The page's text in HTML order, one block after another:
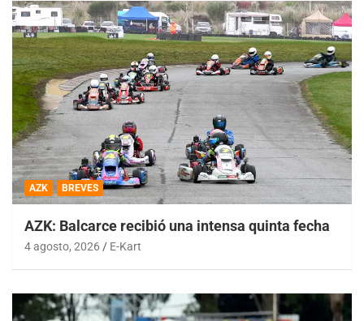
AZK BREVES
AZK: Balcarce recibió una intensa quinta fecha
4 agosto, 2026 E-Kart